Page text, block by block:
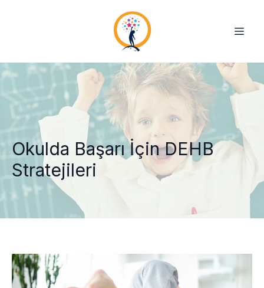
Okulda Başarı İçin DEHB
Stratejileri